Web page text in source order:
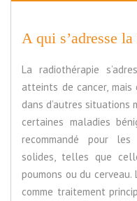
A qui s’adresse
La radiothérapie
atteints de cancer,
dans d’autres situations
certaines maladies
recommandé pour
solides, telles que
poumons ou du
comme traitement